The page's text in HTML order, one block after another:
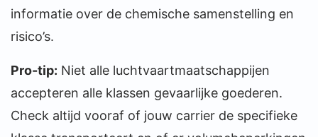
informatie over de chemische samenstelling en
risico’s.
Pro-tip: Niet alle luchtvaartmaatschappijen
accepteren alle klassen gevaarlijke goederen.
Check altijd vooraf of jouw carrier de specifieke